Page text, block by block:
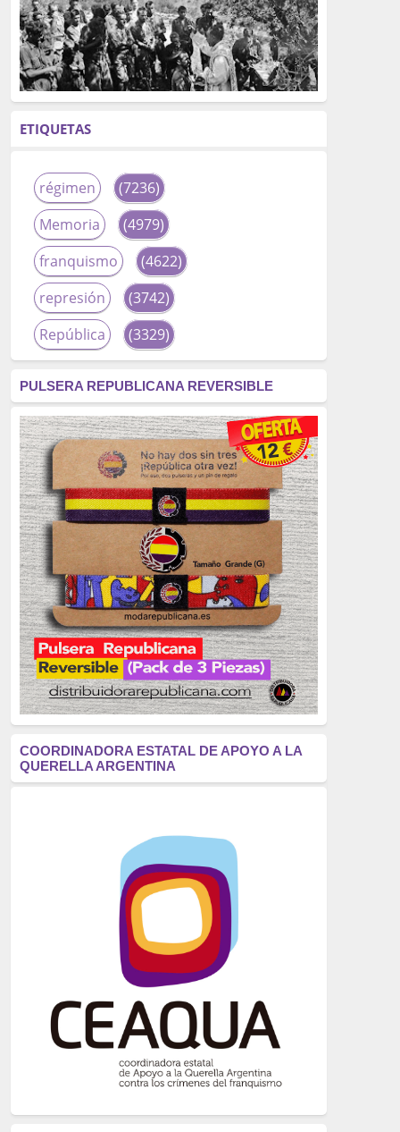
ETIQUETAS
régimen
(7236)
Memoria
(4979)
franquismo
(4622)
represión
(3742)
República
(3329)
fascismo
(2677)
tardofranquismo
(2320)
Actualidad
(2319)
monarquía
(2253)
borbones
(2176)
Cultura
(2163)
Guerra
(1674)
genocidio
(1234)
mujer
(1070)
Eventos
(914)
Crímenes del franquismo
(721)
(699)
(607)
neofranquismo
(567)
Justicia Universal
Derechos Humanos
(522)
Nacionalcatolicismo
(514)
PULSERA REPUBLICANA REVERSIBLE
COORDINADORA ESTATAL DE APOYO A LA
QUERELLA ARGENTINA